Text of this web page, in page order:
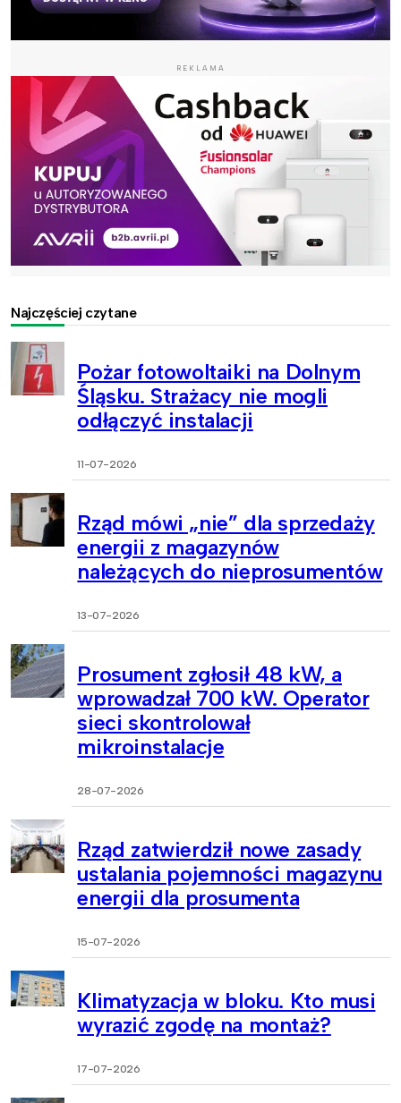
REKLAMA
Najczęściej czytane
Pożar fotowoltaiki na Dolnym
Śląsku. Strażacy nie mogli
odłączyć instalacji
11-07-2026
Rząd mówi „nie” dla sprzedaży
energii z magazynów
należących do nieprosumentów
13-07-2026
Prosument zgłosił 48 kW, a
wprowadzał 700 kW. Operator
sieci skontrolował
mikroinstalacje
28-07-2026
Rząd zatwierdził nowe zasady
ustalania pojemności magazynu
energii dla prosumenta
15-07-2026
Klimatyzacja w bloku. Kto musi
wyrazić zgodę na montaż?
17-07-2026